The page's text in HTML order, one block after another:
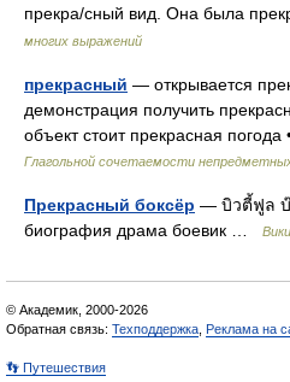
прекра/сный вид. Она была
многих выражений
прекрасный — открывается
демонстрация получить
объект стоит прекрасная
Глагольной сочетаемости
Прекрасный боксёр — บิวตี้ฟูล บ๊
биография драма боевик …
© Академик, 2000-2026
Обратная связь: Техподдержка Реклама на
👣 Путешествия